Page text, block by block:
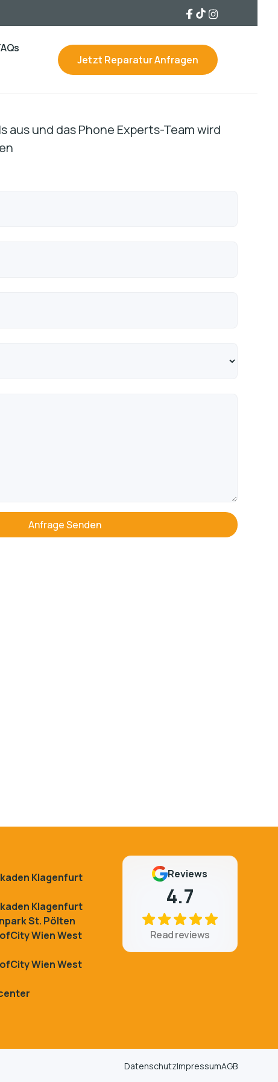
Jetzt Reparatur Anfragen
aus und das Phone Experts-Team wird
Klagenfurt
Klagenfurt
St. Pölten
Wien West
Wien West
Reviews
4.7
Read reviews
DatenschutzImpressumAGB